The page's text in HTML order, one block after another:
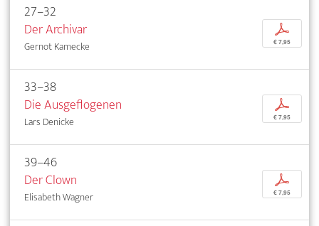
27–32
Der Archivar
Gernot Kamecke
p
€ 7,95
33–38
Die Ausgeflogenen
Lars Denicke
p
€ 7,95
39–46
Der Clown
Elisabeth Wagner
p
€ 7,95